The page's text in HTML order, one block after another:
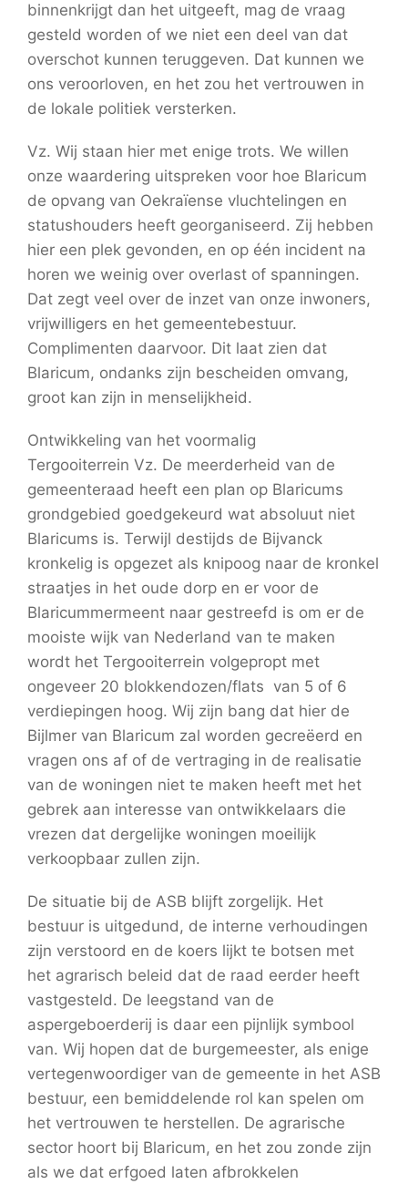
binnenkrijgt dan het uitgeeft, mag de vraag
gesteld worden of we niet een deel van dat
overschot kunnen teruggeven. Dat kunnen we
ons veroorloven, en het zou het vertrouwen in
de lokale politiek versterken.
Vz. Wij staan hier met enige trots. We willen
onze waardering uitspreken voor hoe Blaricum
de opvang van Oekraïense vluchtelingen en
statushouders heeft georganiseerd. Zij hebben
hier een plek gevonden, en op één incident na
horen we weinig over overlast of spanningen.
Dat zegt veel over de inzet van onze inwoners,
vrijwilligers en het gemeentebestuur.
Complimenten daarvoor. Dit laat zien dat
Blaricum, ondanks zijn bescheiden omvang,
groot kan zijn in menselijkheid.
Ontwikkeling van het voormalig
Tergooiterrein Vz. De meerderheid van de
gemeenteraad heeft een plan op Blaricums
grondgebied goedgekeurd wat absoluut niet
Blaricums is. Terwijl destijds de Bijvanck
kronkelig is opgezet als knipoog naar de kronkel
straatjes in het oude dorp en er voor de
Blaricummermeent naar gestreefd is om er de
mooiste wijk van Nederland van te maken
wordt het Tergooiterrein volgepropt met
ongeveer 20 blokkendozen/flats van 5 of 6
verdiepingen hoog. Wij zijn bang dat hier de
Bijlmer van Blaricum zal worden gecreëerd en
vragen ons af of de vertraging in de realisatie
van de woningen niet te maken heeft met het
gebrek aan interesse van ontwikkelaars die
vrezen dat dergelijke woningen moeilijk
verkoopbaar zullen zijn.
De situatie bij de ASB blijft zorgelijk. Het
bestuur is uitgedund, de interne verhoudingen
zijn verstoord en de koers lijkt te botsen met
het agrarisch beleid dat de raad eerder heeft
vastgesteld. De leegstand van de
aspergeboerderij is daar een pijnlijk symbool
van. Wij hopen dat de burgemeester, als enige
vertegenwoordiger van de gemeente in het ASB
bestuur, een bemiddelende rol kan spelen om
het vertrouwen te herstellen. De agrarische
sector hoort bij Blaricum, en het zou zonde zijn
als we dat erfgoed laten afbrokkelen